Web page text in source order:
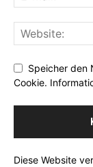
Speicher den
Cookie.
Diese Website